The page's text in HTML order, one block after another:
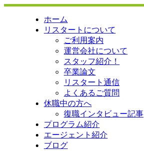
ホーム
リスタートについて
ご利用案内
運営会社について
スタッフ紹介！
卒業論文
リスタート通信
よくあるご質問
休職中の方へ
復職インタビュー記事
プログラム紹介
エージェント紹介
ブログ